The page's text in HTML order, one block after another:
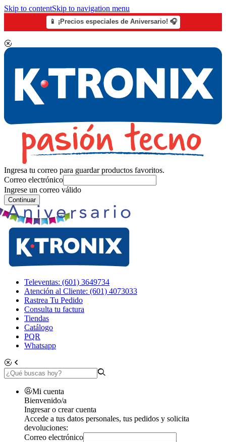
Skip to contentSkip to navigation menu
📱 ¡Precios especiales de Aniversario! 🎧
Ingresa tu correo para guardar productos favoritos.
Correo electrónico
Ingrese un correo válido
Continuar
Televentas: (601) 3649734
Atención al Cliente: (601) 4073033
Rastrea Tu Pedido
Consulta tu factura
Tiendas
Catálogo
PQR
Whatsapp
Mi cuenta
Bienvenido/a
Ingresar o crear cuenta
Accede a tus datos personales, tus pedidos y solicita
devoluciones:
Correo electrónico